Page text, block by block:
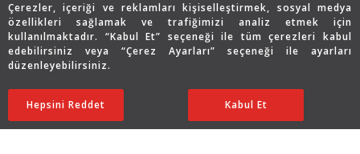
Çerezler, içeriği ve reklamları kişiselleştirmek, sosyal medya
özellikleri sağlamak ve trafiğimizi analiz etmek için
kullanılmaktadır. “Kabul Et” seçeneği ile tüm çerezleri kabul
edebilirsiniz veya “Çerez Ayarları” seçeneği ile ayarları
düzenleyebilirsiniz.
Ayarları Düzenle
Hepsini Reddet Kabul Et
48.855 TL
39.111TL SATIN ALIN
Copyright © 2026 Assos Pırlanta - Bu sitenin tüm hakları